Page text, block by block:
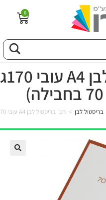
0
חב' בריסטול לבן A4 עובי 170ג
בריסטול לבן > חב' בריסטול לבן A4 עובי 170ג גרם (ארוז 70 בחבילה)